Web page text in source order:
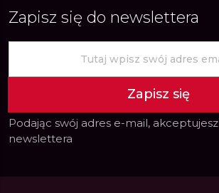
Zapisz się do newslettera
Zapisz się
Podając swój adres e-mail, akceptujesz
newslettera